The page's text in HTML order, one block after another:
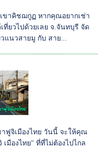
ขาคิชฌกูฏ หากคุณอยากเช่า
ที่ยวไปด้วยเลย จ.จันทบุรี จัด
วแนวสายมู กับ สาย...
าฟูจิเมืองไทย วันนี้ จะให้คุณ
มืองไทย" ที่ที่ไม่ต้องไปไกล